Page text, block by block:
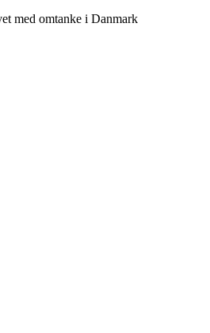
med omtanke i Danmark